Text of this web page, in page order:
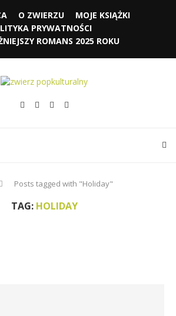
O ZWIERZU
MOJE KSIĄŻKI
PRYWATNOŚCI
ROMANS 2025 ROKU
Posts tagged with "Holiday"
TAG: HOLIDAY